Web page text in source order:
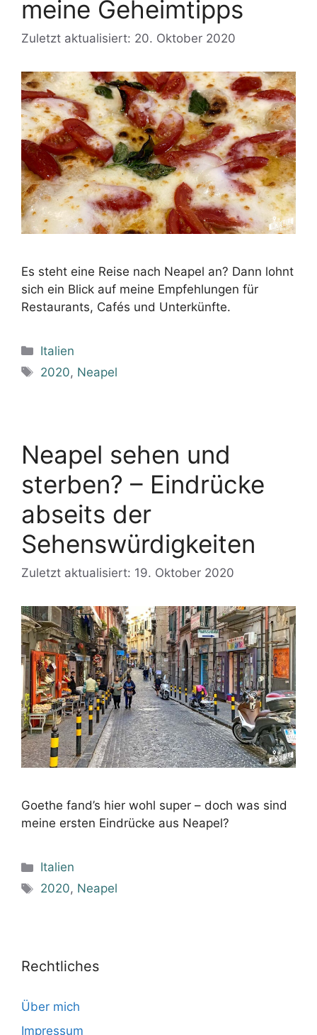
meine Geheimtipps
Zuletzt aktualisiert: 20. Oktober 2020
Es steht eine Reise nach Neapel an? Dann lohnt
sich ein Blick auf meine Empfehlungen für
Restaurants, Cafés und Unterkünfte.
Kategorien
Italien
Schlagwörter
2020, Neapel
Neapel sehen und
sterben? – Eindrücke
abseits der
Sehenswürdigkeiten
Zuletzt aktualisiert: 19. Oktober 2020
Goethe fand’s hier wohl super – doch was sind
meine ersten Eindrücke aus Neapel?
Kategorien
Italien
Schlagwörter
2020, Neapel
Rechtliches
Über mich
Impressum